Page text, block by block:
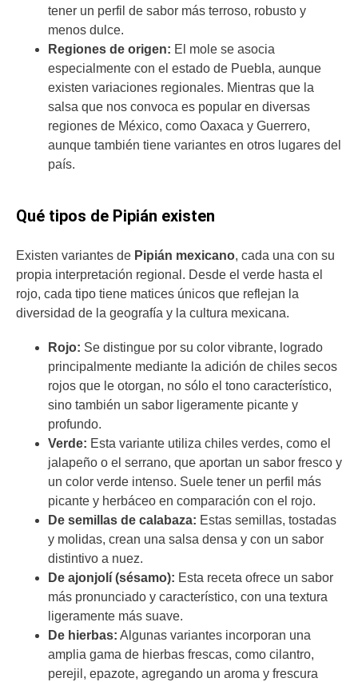
tener un perfil de sabor más terroso, robusto y
menos dulce.
Regiones de origen: El mole se asocia
especialmente con el estado de Puebla, aunque
existen variaciones regionales. Mientras que la
salsa que nos convoca es popular en diversas
regiones de México, como Oaxaca y Guerrero,
aunque también tiene variantes en otros lugares del
país.
Qué tipos de Pipián existen
Existen variantes de Pipián mexicano, cada una con su
propia interpretación regional. Desde el verde hasta el
rojo, cada tipo tiene matices únicos que reflejan la
diversidad de la geografía y la cultura mexicana.
Rojo: Se distingue por su color vibrante, logrado
principalmente mediante la adición de chiles secos
rojos que le otorgan, no sólo el tono característico,
sino también un sabor ligeramente picante y
profundo.
Verde: Esta variante utiliza chiles verdes, como el
jalapeño o el serrano, que aportan un sabor fresco y
un color verde intenso. Suele tener un perfil más
picante y herbáceo en comparación con el rojo.
De semillas de calabaza: Estas semillas, tostadas
y molidas, crean una salsa densa y con un sabor
distintivo a nuez.
De ajonjolí (sésamo): Esta receta ofrece un sabor
más pronunciado y característico, con una textura
ligeramente más suave.
De hierbas: Algunas variantes incorporan una
amplia gama de hierbas frescas, como cilantro,
perejil, epazote, agregando un aroma y frescura